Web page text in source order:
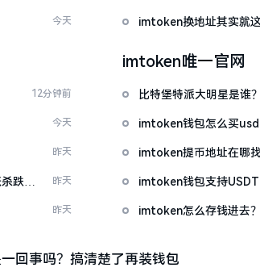
今天 imtoken换地址其实就
12分钟前
今天
昨天
跌被
昨天
昨天
imtoken唯一官网
比特堡特派大明星是谁
imtoken钱包怎么买
imtoken提币地址在哪
imtoken钱包支持
imtoken怎么存钱进去
回事吗？搞清楚了再装钱包